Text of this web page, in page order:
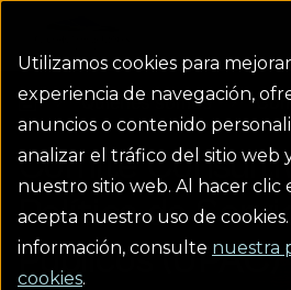
Utilizamos cookies para
experiencia de navegación,
anuncios o contenido
analizar el tráfico del sitio web
nuestro sitio web. Al hacer clic
acepta nuestro uso de cookies.
información, consulte nuestra
cookies.
homepage link
Quiénes somos
Comité
Política de
Públicos (UPAC)